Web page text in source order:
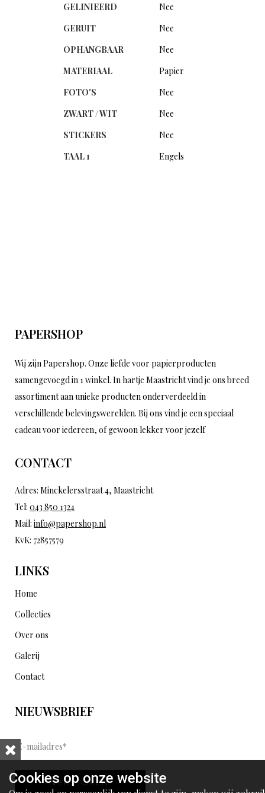
GELINIEERD
Nee
GERUIT
Nee
OPHANGBAAR
Nee
MATERIAAL
Papier
FOTO'S
Nee
ZWART / WIT
Nee
STICKERS
Nee
TAAL 1
Engels
PAPERSHOP
Wij zijn Papershop. Onze liefde voor papierproducten
samengevoegd in 1 winkel. In hartje Maastricht vind je ons breed
assortiment aan unieke producten onderverdeeld in
verschillende belevingswerelden. Bij ons vind je een speciaal
cadeau voor iedereen, of gewoon lekker voor jezelf
CONTACT
Adres: Minckelersstraat 4, Maastricht
Tel: 043 850 1324
Mail: info@papershop.nl
KvK: 72857579
LINKS
Home
Collecties
Over ons
Galerij
Contact
NIEUWSBRIEF
E
-
m
a
VERSTUREN
Cookies op onze website